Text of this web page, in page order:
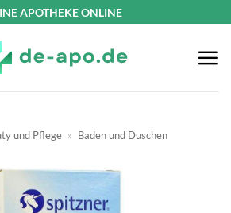
APOTHEKE ONLINE
und Pflege » Baden und Duschen